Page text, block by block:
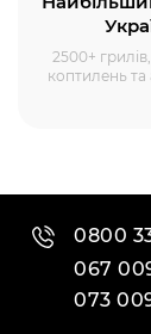
2500+
коптилень та
0800
067
073